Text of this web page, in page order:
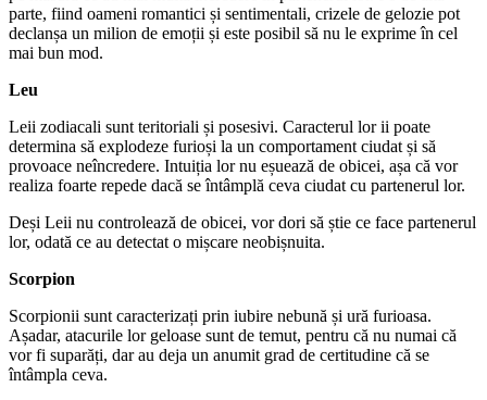
parte, fiind oameni romantici și sentimentali, crizele de gelozie pot
declanșa un milion de emoții și este posibil să nu le exprime în cel
mai bun mod.
Leu
Leii zodiacali sunt teritoriali și posesivi. Caracterul lor ii poate
determina să explodeze furioși la un comportament ciudat și să
provoace neîncredere. Intuiția lor nu eșuează de obicei, așa că vor
realiza foarte repede dacă se întâmplă ceva ciudat cu partenerul lor.
Deși Leii nu controlează de obicei, vor dori să știe ce face partenerul
lor, odată ce au detectat o mișcare neobișnuita.
Scorpion
Scorpionii sunt caracterizați prin iubire nebună și ură furioasa.
Așadar, atacurile lor geloase sunt de temut, pentru că nu numai că
vor fi suparăți, dar au deja un anumit grad de certitudine că se
întâmpla ceva.